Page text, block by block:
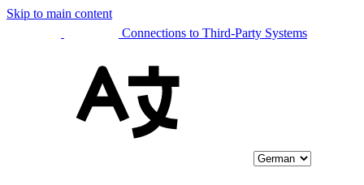
Skip to main content
Connections to Third-Party Systems